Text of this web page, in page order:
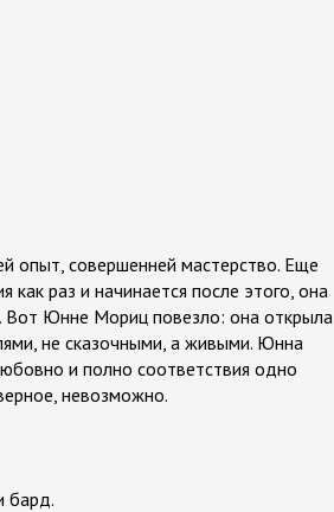
опыт, совершенней мастерство. Еще
как раз и начинается после этого, она
Вот Юнне Мориц повезло: она открыла
не сказочными, а живыми. Юнна
и полно соответствия одно
невозможно.
бард.